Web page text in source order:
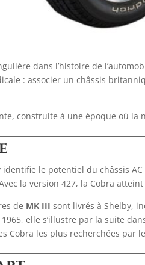
dans l’histoire de
: associer un châssis
construite à une époque où la
le potentiel du châssis
la version 427, la Cobra
de MK III sont livrés à Shelby,
elle s’illustre par la suite
Cobra les plus recherchées par